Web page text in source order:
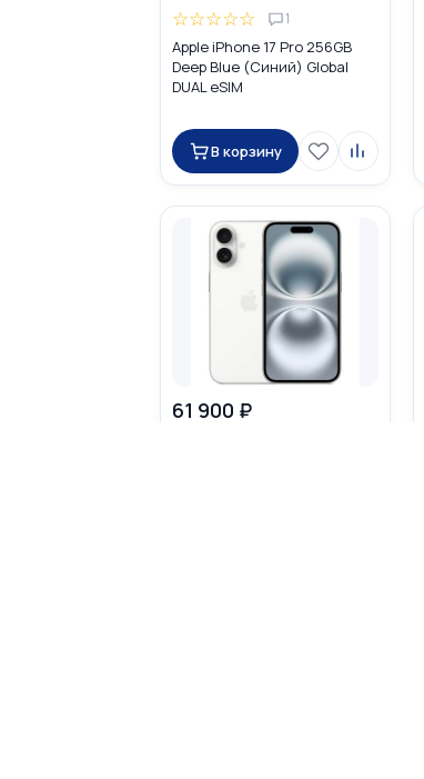
☆☆☆☆☆ 1
Apple iPhone 17 Pro 256GB
Deep Blue (Синий) Global
DUAL eSIM
В корзину
61 900 ₽